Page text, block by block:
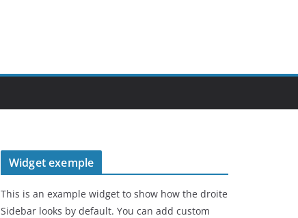
Widget exemple
This is an example widget to show how the droite
Sidebar looks by default. You can add custom